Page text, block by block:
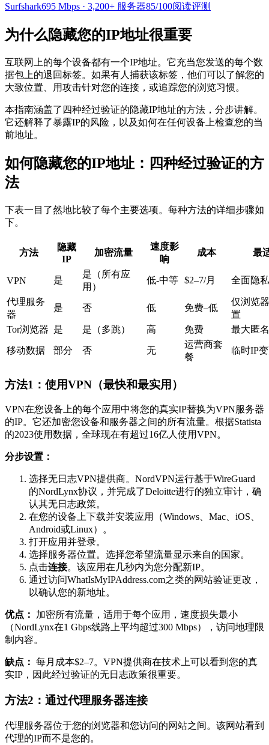
Surfshark695 Mbps · 3,200+ 服务器85/100阅读评测
为什么隐藏您的IP地址很重要
互联网上的每个设备都有一个IP地址。它充当您发送的每个数
据包上的退回标签。如果有人捕获该标签，他们可以了解您的
大致位置、用攻击针对您的连接，或追踪您的浏览习惯。
本指南涵盖了四种经过验证的隐藏IP地址的方法，分步讲解。
它还解释了暴露IP的风险，以及如何在任何设备上检查您的当
前地址。
如何隐藏您的IP地址：四种经过验证的方
法
下表一目了然地比较了每个主要选项。每种方法的详细步骤如
下。
方法
隐藏
IP
加密流量
速度影
响
成本 最
VPN 是
是（所有应
用）
低-中等 $2–7/月 全面隐
代理服务
器
是 否 低 免费–低
仅浏览
置
Tor浏览器 是 是（多跳） 高 免费 最大匿
移动数据 部分 否 无
运营商套
餐
临时IP
方法1：使用VPN（最快和最实用）
VPN在您设备上的每个应用中将您的真实IP替换为VPN服务器
的IP。它还加密您设备和服务器之间的所有流量。根据Statista
的2023使用数据，全球现在有超过16亿人使用VPN。
分步设置：
选择无日志VPN提供商。NordVPN运行基于WireGuard
的NordLynx协议，并完成了Deloitte进行的独立审计，确
认其无日志政策。
在您的设备上下载并安装应用（Windows、Mac、iOS、
Android或Linux）。
打开应用并登录。
选择服务器位置。选择您希望流量显示来自的国家。
点击连接。该应用在几秒内为您分配新IP。
通过访问WhatIsMyIPAddress.com之类的网站验证更改，
以确认您的新地址。
优点：
加密所有流量，适用于每个应用，速度损失最小
（NordLynx在1 Gbps线路上平均超过300 Mbps），访问地理限
制内容。
缺点： 每月成本$2–7。VPN提供商在技术上可以看到您的真
实IP，因此经过验证的无日志政策很重要。
方法2：通过代理服务器连接
代理服务器位于您的浏览器和您访问的网站之间。该网站看到
代理的IP而不是您的。